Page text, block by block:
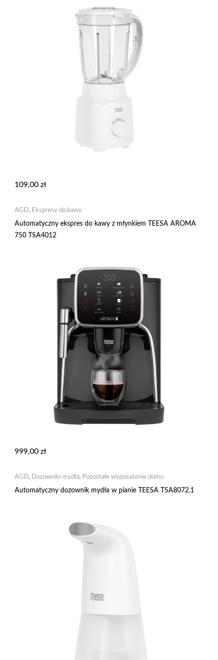
109,00 zł
AGD, Ekspresy do kawy
Automatyczny ekspres do kawy z młynkiem TEESA AROMA
750 TSA4012
999,00 zł
AGD, Dozowniki mydła, Pozostałe wyposażenie domu
Automatyczny dozownik mydła w pianie TEESA TSA8072.1